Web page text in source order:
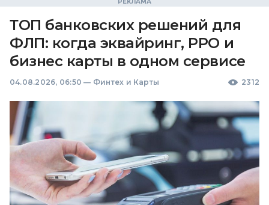
ТОП банковских решений для
ФЛП: когда эквайринг, РРО и
бизнес карты в одном сервисе
04.08.2026, 06:50 — Финтех и Карты 2312